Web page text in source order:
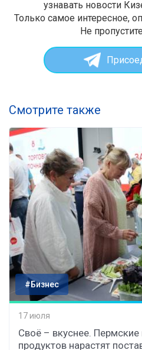
узнавать новости
Только самое интересное,
Не
Смотрите также
#Бизнес
17 июля
Своё – вкуснее. Пермские
продуктов нарастят